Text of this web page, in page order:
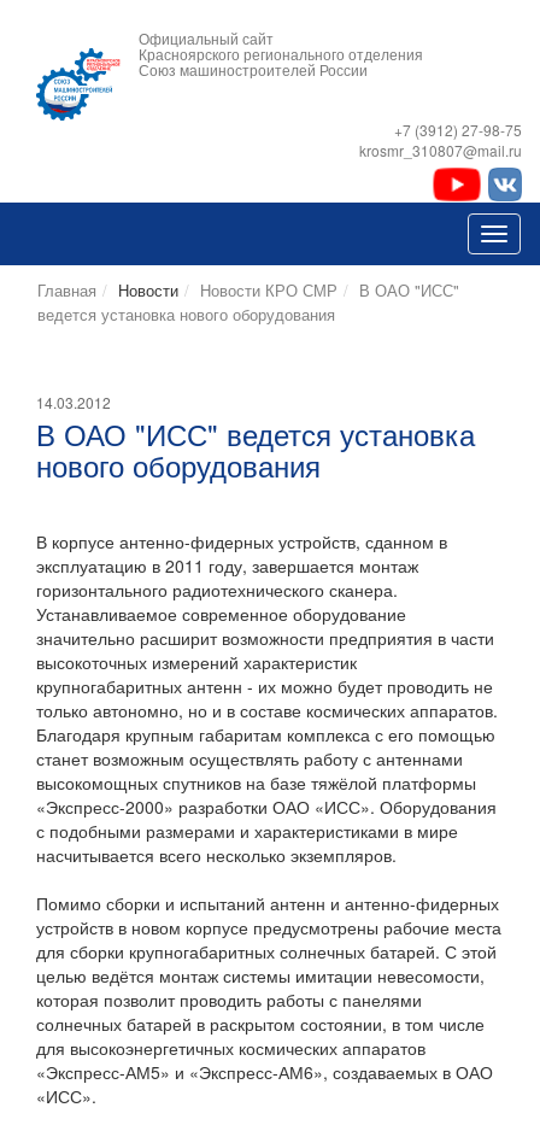
Официальный сайт
Красноярского регионального отделения
Союз машиностроителей России
+7 (3912) 27-98-75
krosmr_310807@mail.ru
Главная Новости Новости КРО СМР
В ОАО "ИСС"
ведется установка нового оборудования
14.03.2012
В ОАО "ИСС" ведется установка
нового оборудования
В корпусе антенно-фидерных устройств, сданном в
эксплуатацию в 2011 году, завершается монтаж
горизонтального радиотехнического сканера.
Устанавливаемое современное оборудование
значительно расширит возможности предприятия в части
высокоточных измерений характеристик
крупногабаритных антенн - их можно будет проводить не
только автономно, но и в составе космических аппаратов.
Благодаря крупным габаритам комплекса с его помощью
станет возможным осуществлять работу с антеннами
высокомощных спутников на базе тяжёлой платформы
«Экспресс-2000» разработки ОАО «ИСС». Оборудования
с подобными размерами и характеристиками в мире
насчитывается всего несколько экземпляров.
Помимо сборки и испытаний антенн и антенно-фидерных
устройств в новом корпусе предусмотрены рабочие места
для сборки крупногабаритных солнечных батарей. С этой
целью ведётся монтаж системы имитации невесомости,
которая позволит проводить работы с панелями
солнечных батарей в раскрытом состоянии, в том числе
для высокоэнергетичных космических аппаратов
«Экспресс-АМ5» и «Экспресс-АМ6», создаваемых в ОАО
«ИСС».